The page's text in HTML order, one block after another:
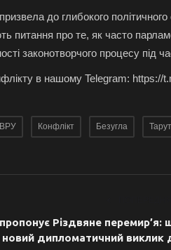
до глибокого
питання про те, як часто
законотворчого процесу під
в нашому Telegram: https://
ВРУ Конфлікт Безугла
Різдвяне перемир’я:
новий дипломатичний виклик